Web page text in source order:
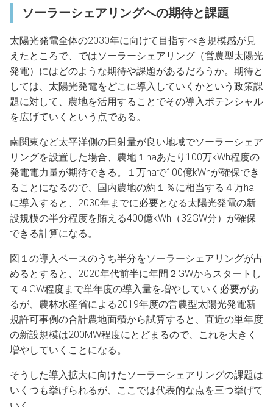
ソーラーシェアリングへの期待と課題
太陽光発電全体の2030年に向けて目指すべき規模感が見
えたところで、ではソーラーシェアリング（営農型太陽光
発電）にはどのような期待や課題があるだろうか。期待と
しては、太陽光発電をどこに導入していくかという政策課
題に対して、農地を活用することでその導入ポテンシャル
を広げていくという点である。
南関東など太平洋側の日射量が良い地域でソーラーシェア
リングを設置した場合、農地１haあたり100万kWh程度の
発電電力量が期待できる。１万haで100億kWhが確保でき
ることになるので、国内農地の約１％に相当する４万ha
に導入すると、2030年までに必要となる太陽光発電の新
設規模の半分程度を賄える400億kWh（32GW分）が確保
できる計算になる。
図１の導入ペースのうち半分をソーラーシェアリングが占
めるとすると、2020年代前半に年間２GWからスタートし
て４GW程度まで単年度の導入量を増やしていく必要があ
るが、農林水産省による2019年度の営農型太陽光発電新
規許可事例の合計農地面積から試算すると、直近の単年度
の新設規模は200MW程度にとどまるので、これを大きく
増やしていくことになる。
そうした導入拡大に向けたソーラーシェアリングの課題は
いくつも挙げられるが、ここでは代表的な点を三つ挙げて